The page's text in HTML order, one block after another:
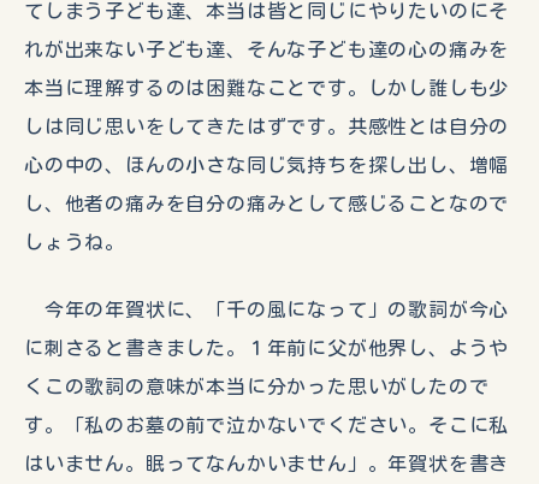
てしまう子ども達、本当は皆と同じにやりたいのにそ
れが出来ない子ども達、そんな子ども達の心の痛みを
本当に理解するのは困難なことです。しかし誰しも少
しは同じ思いをしてきたはずです。共感性とは自分の
心の中の、ほんの小さな同じ気持ちを探し出し、増幅
し、他者の痛みを自分の痛みとして感じることなので
しょうね。
今年の年賀状に、「千の風になって」の歌詞が今心
に刺さると書きました。１年前に父が他界し、ようや
くこの歌詞の意味が本当に分かった思いがしたので
す。「私のお墓の前で泣かないでください。そこに私
はいません。眠ってなんかいません」。年賀状を書き